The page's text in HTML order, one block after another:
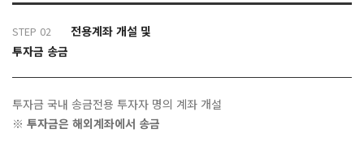
STEP 02
전용계좌 개설 및
투자금 송금
투자금 국내 송금전용 투자자 명의 계좌 개설
※ 투자금은 해외계좌에서 송금